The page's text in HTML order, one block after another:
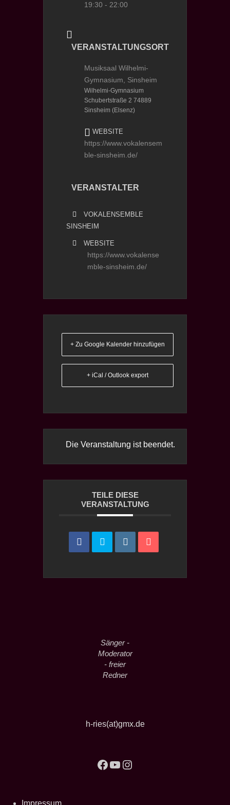
19:30 - 22:00
VERANSTALTUNGSORT
Musiksaal Wilhelmi-
Gymnasium, Sinsheim
Wilhelmi-Gymnasium
Schubertstraße 2 74889
Sinsheim (Elsenz)
WEBSITE
https://www.vokalensem
ble-sinsheim.de/
VERANSTALTER
VOKALENSEMBLE
SINSHEIM
WEBSITE
https://www.vokalense
mble-sinsheim.de/
+ Zu Google Kalender hinzufügen
+ iCal / Outlook export
Die Veranstaltung ist beendet.
TEILE DIESE
VERANSTALTUNG
Sänger -
Moderator
- freier
Redner
h-ries(at)gmx.de
Facebook
YouTube
Instagram
Impressum